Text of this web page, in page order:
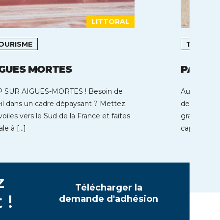
LITTORAL
MORTES
SUR AIGUES-MORTES ! Besoin de
dans un cadre dépaysant ? Mettez
vers le Sud de la France et faites
à […]
Au coeur
de
grands
capacité
!
Télécharger la
demande d'adhésion